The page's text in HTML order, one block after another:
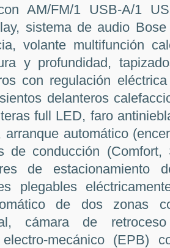
AM/FM/1 USB-A/1
sistema de audio
volante multifunción
y profundidad,
con regulación
delanteros
full LED, faro
arranque automático
de conducción
de estacionamiento
plegables
de dos zonas
cámara de
electro-mecánico (EPB)